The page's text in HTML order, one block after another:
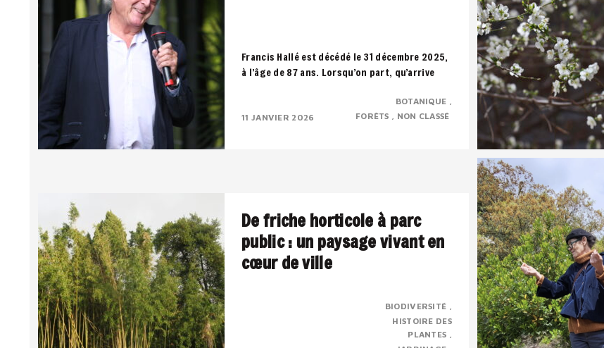
Francis Hallé est décédé le 31 décembre 2025,
à l’âge de 87 ans. Lorsqu’on part, qu’arrive
11 JANVIER 2026
BOTANIQUE
FORÊTS
NON CLASSÉ
De friche horticole à parc
public : un paysage vivant en
cœur de ville
Une pépinière urbaine transformée en parc
BIODIVERSITÉ
HISTOIRE DES
PLANTES